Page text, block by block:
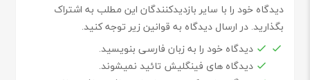
دیدگاه خود را با سایر بازدیدکنندگان این مطلب به اشتراک
بگذارید. در ارسال دیدگاه به قوانین زیر توجه کنید.
دیدگاه خود را به زبان فارسی بنویسید.
دیدگاه های فینگلیش تائید نمیشوند.